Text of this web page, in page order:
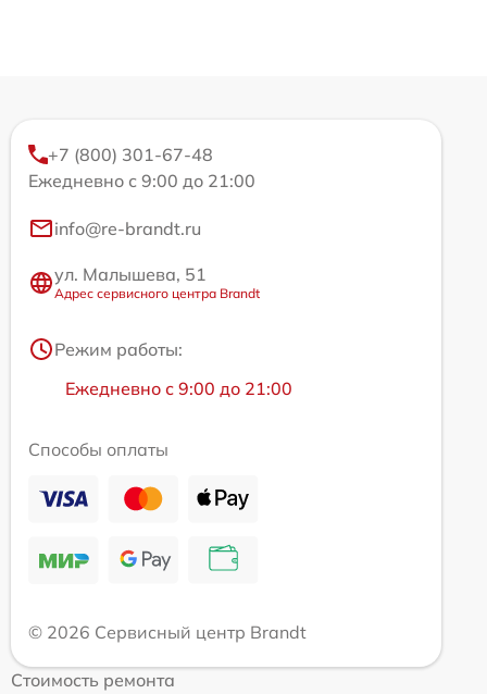
+7 (800) 301-67-48
Ежедневно с 9:00 до 21:00
info@re-brandt.ru
ул. Малышева, 51
Адрес сервисного центра Brandt
Режим работы:
Ежедневно с 9:00 до 21:00
Способы оплаты
© 2026 Сервисный центр Brandt
Стоимость ремонта